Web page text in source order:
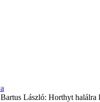
Bartus László: Horthyt halálra